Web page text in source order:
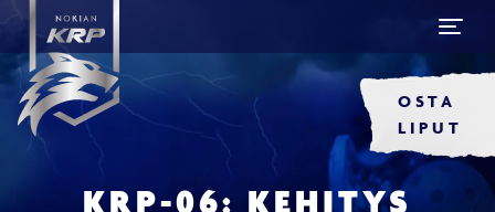
OSTA
LIPUT